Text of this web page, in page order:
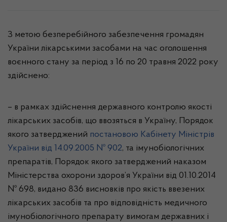
З метою безперебійного забезпечення громадян
України лікарськими засобами на час оголошення
воєнного стану за період з 16 по 20 травня 2022 року
здійснено:
– в рамках здійснення державного контролю якості
лікарських засобів, що ввозяться в Україну, Порядок
якого затверджений постановою Кабінету Міністрів
України від 14.09.2005 № 902, та імунобіологічних
препаратів, Порядок якого затверджений наказом
Міністерства охорони здоров’я України від 01.10.2014
№ 698, видано 836 висновків про якість ввезених
лікарських засобів та про відповідність медичного
імунобіологічного препарату вимогам державних і